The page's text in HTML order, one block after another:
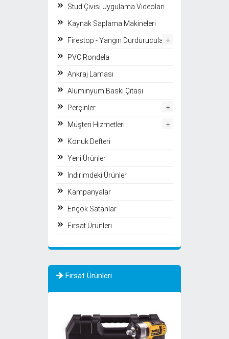
Stud Çivisi Uygulama Videoları
Kaynak Saplama Makineleri
Firestop - Yangın Durdurucular +
PVC Rondela
Ankraj Laması
Alüminyum Baskı Çıtası
Perçinler +
Müşteri Hizmetleri +
Konuk Defteri
Yeni Ürünler
İndirimdeki Ürünler
Kampanyalar
Ençok Satanlar
Fırsat Ürünleri
Fırsat Ürünleri